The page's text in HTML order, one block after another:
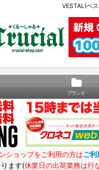
VESTAL(ベ
ブランド
ショップをご利用の方はご利
ます(休業日の出荷業務は行